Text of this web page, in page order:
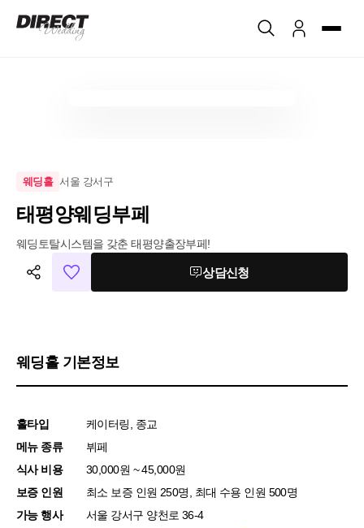
웨딩홀 서울 강서구
태평양웨딩부페
웨딩토탈시스템을 갖춘 태평양출장부페!
상담신청
웨딩홀 기본정보
홀타입
케이터링, 종교
메뉴 종류
뷔페
식사 비용
30,000원 ~ 45,000원
보증 인원
최소 보증 인원 250명, 최대 수용 인원 500명
가능 행사
서울 강서구 양천로 36-4